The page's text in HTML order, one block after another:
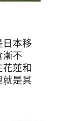
日本移
漸不
花蓮和
就是其